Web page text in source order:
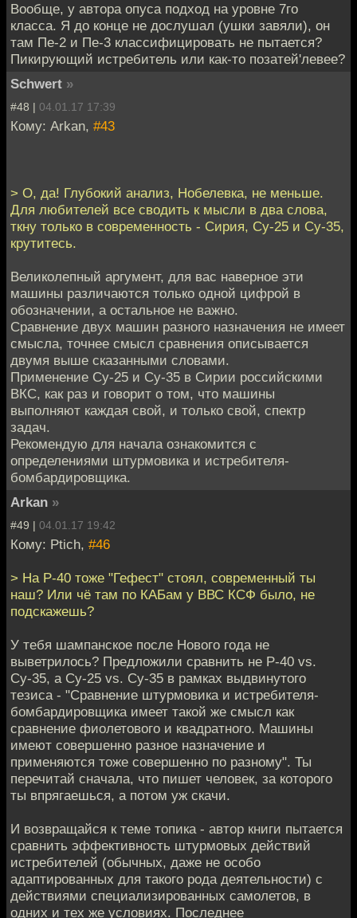
Вообще, у автора опуса подход на уровне 7го
класса. Я до конце не дослушал (ушки завяли), он
там Пе-2 и Пе-3 классифицировать не пытается?
Пикирующий истребитель или как-то позатей'левее?
Schwert »
#48 | 04.01.17 17:39
Кому: Arkan, #43
> О, да! Глубокий анализ, Нобелевка, не меньше.
Для любителей все сводить к мысли в два слова,
ткну только в современность - Сирия, Су-25 и Су-35,
крутитесь.
Великолепный аргумент, для вас наверное эти
машины различаются только одной цифрой в
обозначении, а остальное не важно.
Сравнение двух машин разного назначения не имеет
смысла, точнее смысл сравнения описывается
двумя выше сказанными словами.
Применение Су-25 и Су-35 в Сирии российскими
ВКС, как раз и говорит о том, что машины
выполняют каждая свой, и только свой, спектр
задач.
Рекомендую для начала ознакомится с
определениями штурмовика и истребителя-
бомбардировщика.
Arkan »
#49 | 04.01.17 19:42
Кому: Ptich, #46
> На Р-40 тоже "Гефест" стоял, современный ты
наш? Или чё там по КАБам у ВВС КСФ было, не
подскажешь?
У тебя шампанское после Нового года не
выветрилось? Предложили сравнить не Р-40 vs.
Су-35, а Су-25 vs. Су-35 в рамках выдвинутого
тезиса - "Сравнение штурмовика и истребителя-
бомбардировщика имеет такой же смысл как
сравнение фиолетового и квадратного. Машины
имеют совершенно разное назначение и
применяются тоже совершенно по разному". Ты
перечитай сначала, что пишет человек, за которого
ты впрягаешься, а потом уж скачи.
И возвращайся к теме топика - автор книги пытается
сравнить эффективность штурмовых действий
истребителей (обычных, даже не особо
адаптированных для такого рода деятельности) с
действиями специализированных самолетов, в
одних и тех же условиях. Последнее